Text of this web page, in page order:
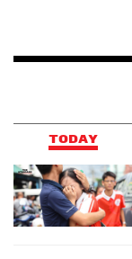
TODAY